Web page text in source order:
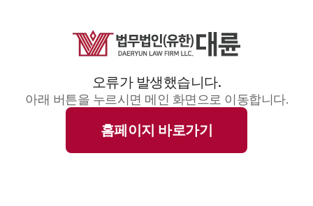
오류가 발생했습니다.
아래 버튼을 누르시면 메인 화면으로 이동합니다.
홈페이지 바로가기